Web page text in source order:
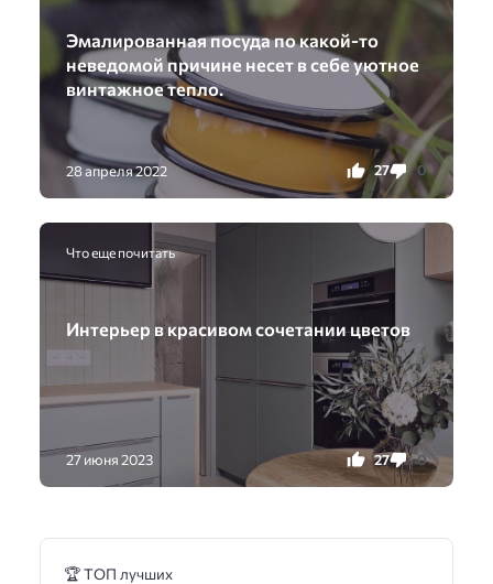
Эмалированная посуда по какой-то
неведомой причине несет в себе уютное
винтажное тепло.
28 апреля 2022 27 0
Что еще почитать
Интерьер в красивом сочетании цветов
27 июня 2023 27 0
🏆 ТОП лучших